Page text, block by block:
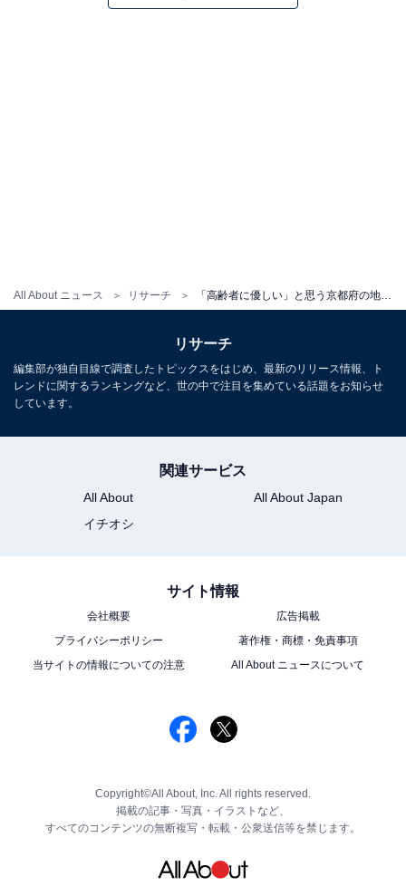
All About ニュース リサーチ
リサーチ
編集部が独自目線で調査したトピックスをはじめ、最新のリリース情報、ト
レンドに関するランキングなど、世の中で注目を集めている話題をお知らせ
しています。
関連サービス
All About
All About Japan
イチオシ
サイト情報
会社概要
広告掲載
プライバシーポリシー
著作権・商標・免責事項
当サイトの情報についての注意
All About ニュースについて
Copyright©All About, Inc. All rights reserved.
掲載の記事・写真・イラストなど、
すべてのコンテンツの無断複写・転載・公衆送信等を禁じます。